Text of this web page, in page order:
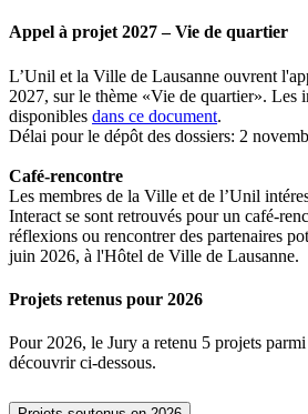
Appel à projet 2027 – Vie de quartier
L’Unil et la Ville de Lausanne ouvrent
2027, sur le thème «Vie de quartier». Les
disponibles dans ce document.
Délai pour le dépôt des dossiers: 2
Café-rencontre
Les membres de la Ville et de l’Unil
Interact se sont retrouvés pour un café-
réflexions ou rencontrer des partenaires
juin 2026, à l'Hôtel de Ville de Lausanne.
Projets retenus pour 2026
Pour 2026, le Jury a retenu 5 projets parmi
découvrir ci-dessous.